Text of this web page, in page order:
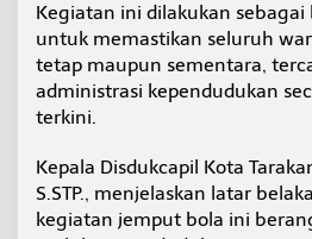
K
e
u
d
a
A
k
Kegiatan ini dilakukan
untuk memastikan seluruh
tetap maupun sementara,
administrasi kependudukan
terkini.
Kepala Disdukcapil Kota
S.STP., menjelaskan latar
kegiatan jemput bola ini